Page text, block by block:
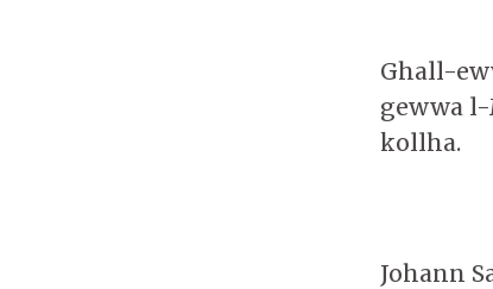
Ghall-
gewwa
kollha.
Johann